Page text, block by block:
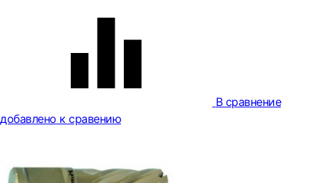
В сравнение
добавлено к сравению